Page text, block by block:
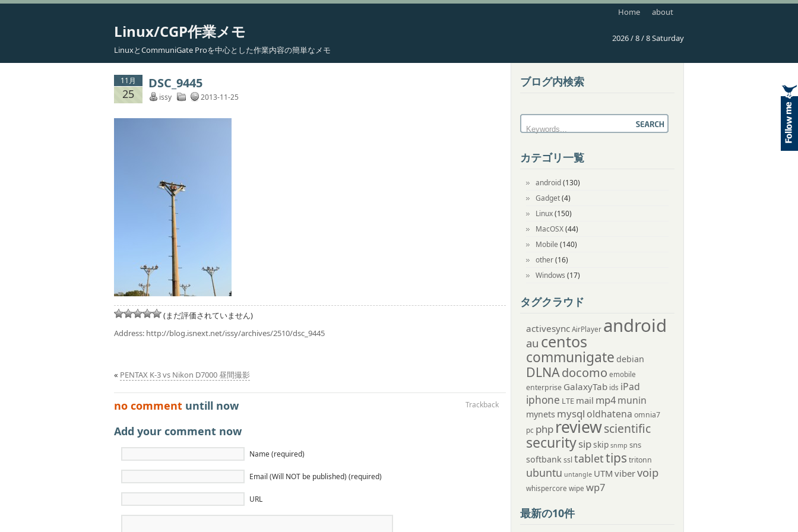
Linux/CGP作業メモ
LinuxとCommuniGate Proを中心とした作業内容の簡単なメモ
Home about
2026 / 8 / 8 Saturday
11月
25
DSC_9445
issy 2013-11-25
(まだ評価されていません)
Address: http://blog.isnext.net/issy/archives/2510/dsc_9445
« PENTAX K-3 vs Nikon D7000 昼間撮影
Trackback
no comment untill now
Add your comment now
Name (required)
Email (Will NOT be published) (required)
URL
ブログ内検索
カテゴリ一覧
android(130)
Gadget(4)
Linux(150)
MacOSX(44)
Mobile (140)
other(16)
Windows (17)
タグクラウド
activesync AirPlayer android
au centos
communigate debian
DLNAdocomo emobile
enterprise GalaxyTab ids iPad
iphone LTE mail mp4munin
mynets mysql oldhatena omnia7
pc php reviewscientific
securitysipskip snmp sns
softbankssl tablettips tritonn
ubuntu untangle UTM vibervoip
whispercore wipe wp7
最新の10件